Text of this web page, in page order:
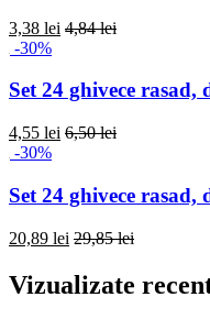
3,38 lei 4,84 lei
-30%
Set 24 ghivece rasad,
4,55 lei 6,50 lei
-30%
Set 24 ghivece rasad,
20,89 lei 29,85 lei
Vizualizate